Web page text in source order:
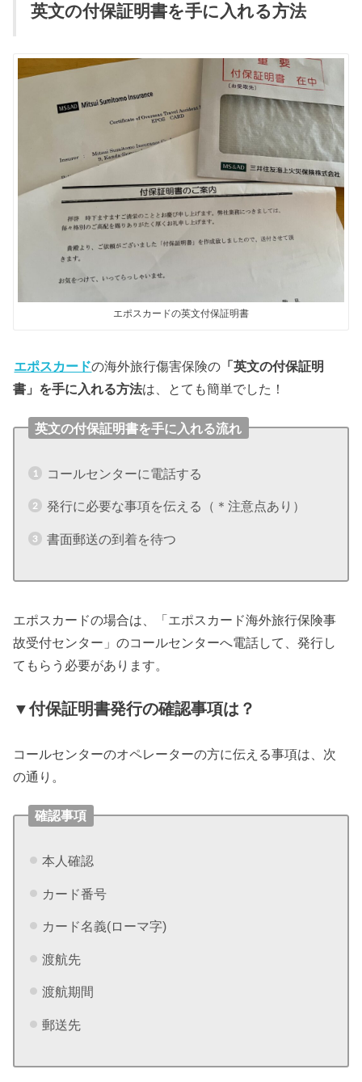
英文の付保証明書を手に入れる方法
エポスカードの英文付保証明書
エポスカードの海外旅行傷害保険の 「英文の付保証明
書」を手に入れる方法は、とても簡単でした！
英文の付保証明書を手に入れる流れ
コールセンターに電話する
発行に必要な事項を伝える（＊注意点あり）
書面郵送の到着を待つ
エポスカードの場合は、「エポスカード海外旅行保険事
故受付センター」のコールセンターへ電話して、発行し
てもらう必要があります。
▼付保証明書発行の確認事項は？
コールセンターのオペレーターの方に伝える事項は、次
の通り。
確認事項
本人確認
カード番号
カード名義(ローマ字)
渡航先
渡航期間
郵送先